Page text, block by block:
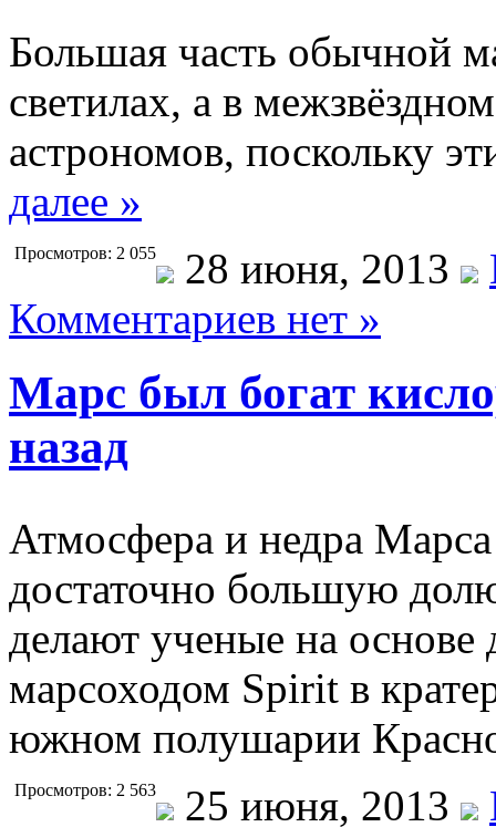
Большая часть обычной
светилах, а в
астрономов, поскольку
далее »
Просмотров: 2 055 28 июня, 2013
Комментариев нет »
Марс был богат
назад
Атмосфера и недра
достаточно большую
делают ученые на
марсоходом Spirit в
южном полушарии
Просмотров: 2 563 25 июня, 2013